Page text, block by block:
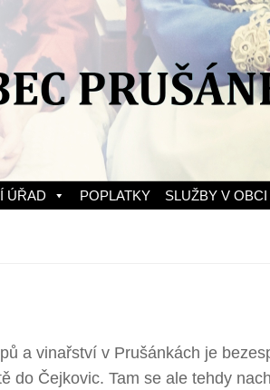
ÚŘAD POPLATKY SLUŽBY V OBCI
a vinařství v Prušánkách je
do Čejkovic. Tam se ale tehdy